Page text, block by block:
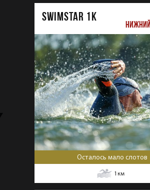
SWIMSTAR 1K
Осталось мало слотов
1 км